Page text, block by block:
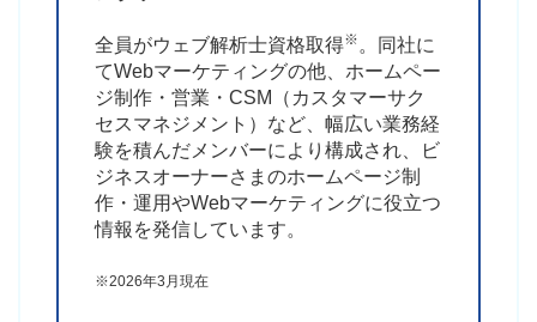
全員がウェブ解析士資格取得※ 。同社に
てWebマーケティングの他、ホームペー
ジ制作・営業・CSM（カスタマーサク
セスマネジメント）など、幅広い業務経
験を積んだメンバーにより構成され、ビ
ジネスオーナーさまのホームページ制
作・運用やWebマーケティングに役立つ
情報を発信しています。
※2026年3月現在